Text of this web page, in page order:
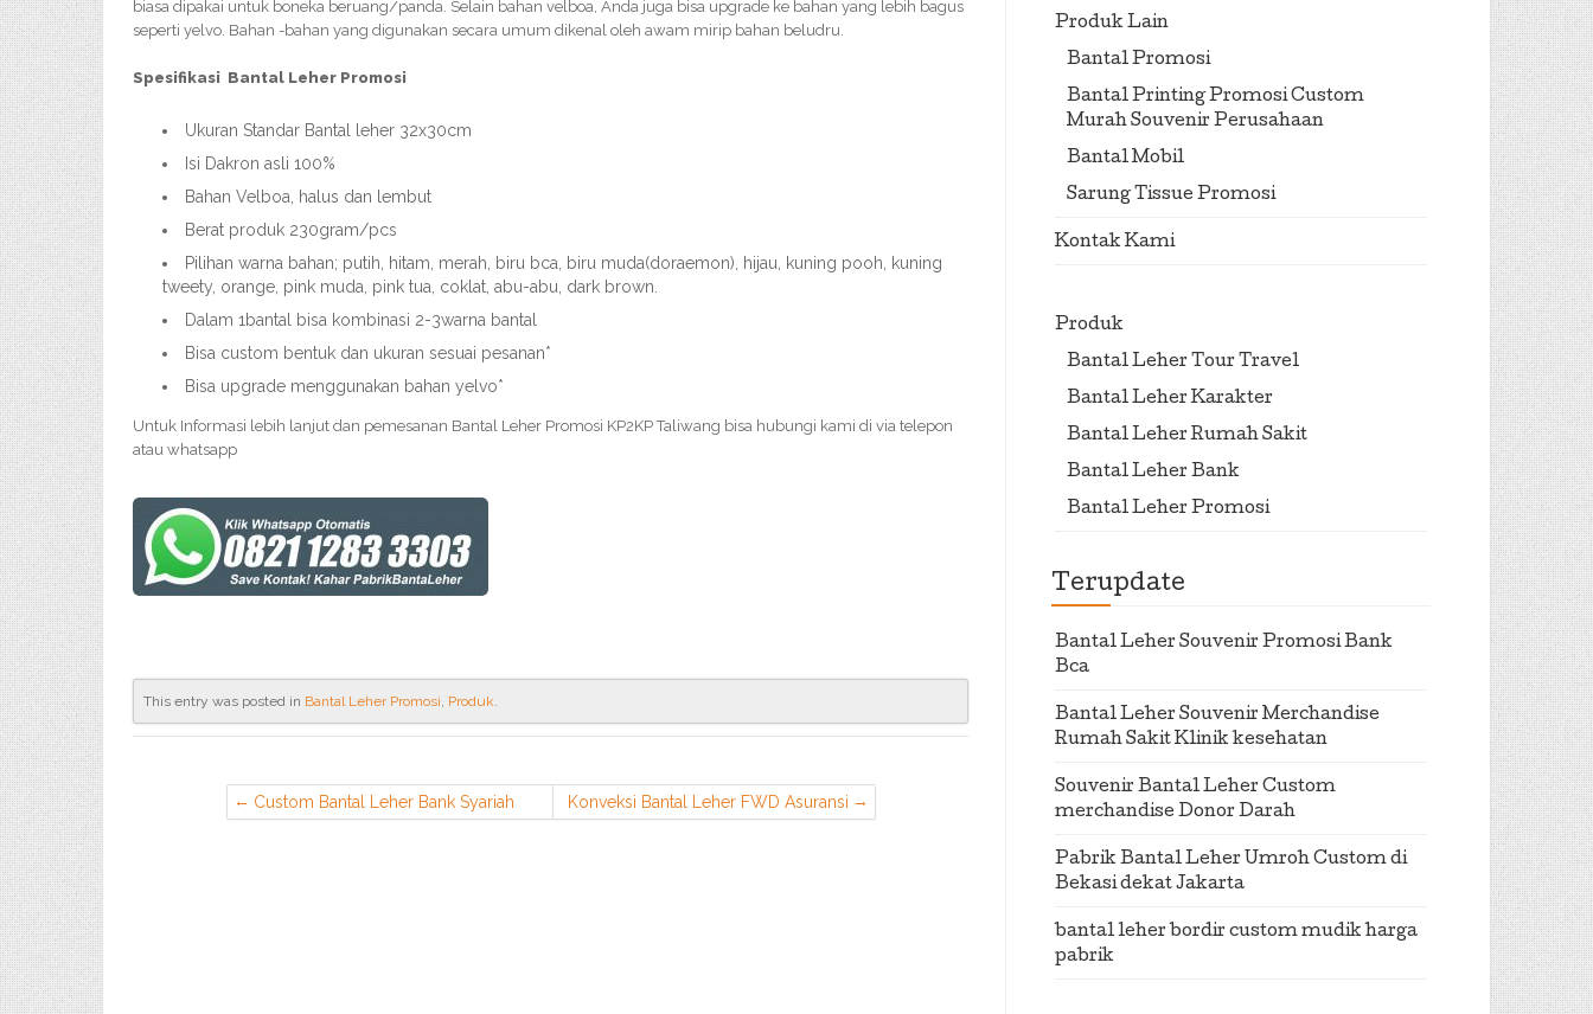
biasa dipakai untuk boneka beruang/panda. Selain bahan velboa, Anda juga bisa upgrade ke bahan yang lebih bagus
seperti yelvo. Bahan -bahan yang digunakan secara umum dikenal oleh awam mirip bahan beludru.
Spesifikasi Bantal Leher Promosi
Ukuran Standar Bantal leher 32x30cm
Isi Dakron asli 100%
Bahan Velboa, halus dan lembut
Berat produk 230gram/pcs
Pilihan warna bahan; putih, hitam, merah, biru bca, biru muda(doraemon), hijau, kuning pooh, kuning
tweety, orange, pink muda, pink tua, coklat, abu-abu, dark brown.
Dalam 1bantal bisa kombinasi 2-3warna bantal
Bisa custom bentuk dan ukuran sesuai pesanan*
Bisa upgrade menggunakan bahan yelvo*
Untuk Informasi lebih lanjut dan pemesanan Bantal Leher Promosi KP2KP Taliwang bisa hubungi kami di via telepon
atau whatsapp
This entry was posted in Bantal Leher Promosi, Produk.
Custom Bantal Leher Bank Syariah
Lampung Barat
Konveksi Bantal Leher FWD Asuransi
Produk Lain
Bantal Promosi
Bantal Printing Promosi Custom
Murah Souvenir Perusahaan
Bantal Mobil
Sarung Tissue Promosi
Kontak Kami
Produk
Bantal Leher Tour Travel
Bantal Leher Karakter
Bantal Leher Rumah Sakit
Bantal Leher Bank
Bantal Leher Promosi
Terupdate
Bantal Leher Souvenir Promosi Bank
Bca
Bantal Leher Souvenir Merchandise
Rumah Sakit Klinik kesehatan
Souvenir Bantal Leher Custom
merchandise Donor Darah
Pabrik Bantal Leher Umroh Custom di
Bekasi dekat Jakarta
bantal leher bordir custom mudik harga
pabrik